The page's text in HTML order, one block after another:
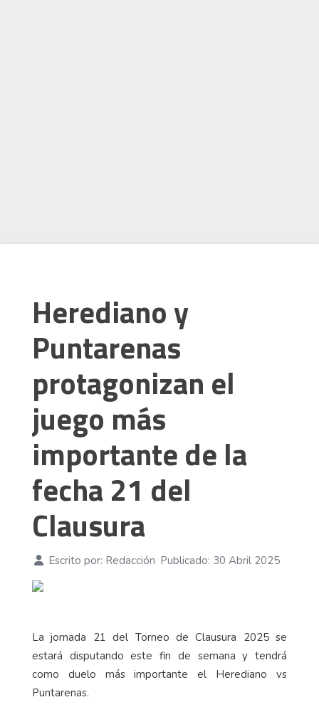
Herediano y
Puntarenas
protagonizan el
juego más
importante de la
fecha 21 del
Clausura
Escrito por: Redacción Publicado: 30 Abril 2025
La jornada 21 del Torneo de Clausura 2025 se
estará disputando este fin de semana y tendrá
como duelo más importante el Herediano vs
Puntarenas.